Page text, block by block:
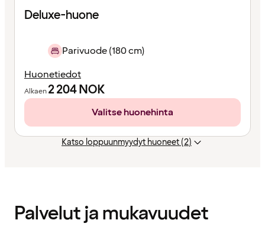
Deluxe-huone
Parivuode (180 cm)
Huonetiedot
Alkaen2 204NOK
Valitse huonehinta
Katso loppuunmyydyt huoneet (2)
Palvelut ja mukavuudet